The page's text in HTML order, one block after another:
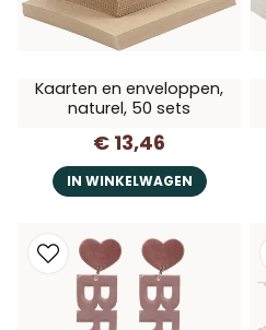
Kaarten en enveloppen,
naturel, 50 sets
€ 13,46
IN WINKELWAGEN